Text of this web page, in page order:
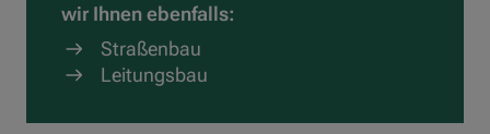
wir Ihnen ebenfalls:
Straßenbau
Leitungsbau